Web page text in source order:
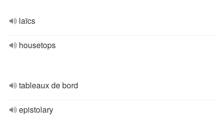
laïcs
housetops
tableaux de bord
epistolary